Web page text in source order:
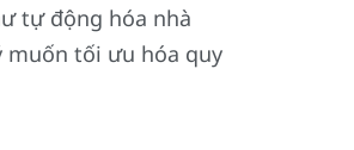
tự động hóa nhà
muốn tối ưu hóa quy